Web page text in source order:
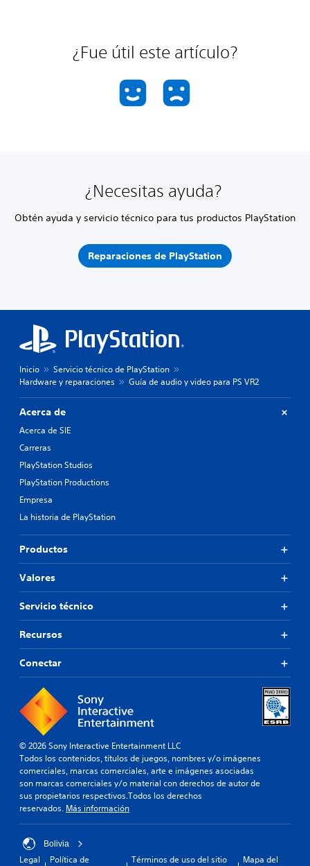
¿Fue útil este artículo?
¿Necesitas ayuda?
Obtén ayuda y servicio técnico para tus productos PlayStation
Reparaciones de PlayStation
Inicio
Servicio técnico de PlayStation
Hardware y reparaciones
Guía de audio y video para PS VR2
Acerca de
Acerca de SIE
Carreras
PlayStation Studios
PlayStation Productions
Empresa
La historia de PlayStation
Productos
Valores
Servicio técnico
Recursos
Conectar
© 2026 Sony Interactive Entertainment LLC
Todos los contenidos, títulos de juegos, nombres y/o imágenes
comerciales, marcas comerciales, arte e imágenes asociadas
son marcas comerciales y/o material con derechos de autor de
sus propietarios respectivos.Todos los derechos
reservados. Más información
Bolivia
Legal Política de Términos de uso del sitio Mapa del